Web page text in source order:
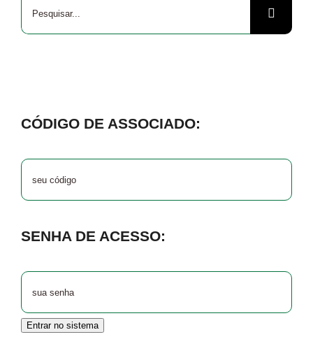
Buscar
resultados
CÓDIGO DE ASSOCIADO:
SENHA DE ACESSO:
Entrar no sistema